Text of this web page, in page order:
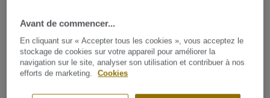
ICONIK Life - Trend Pine
MULTICOLOR
Avec un choix incroyablement varié d'imprimés bois,
Avant de commencer...
En cliquant sur « Accepter tous les cookies », vous acceptez le
stockage de cookies sur votre appareil pour améliorer la
navigation sur le site, analyser son utilisation et contribuer à nos
efforts de marketing.
Cookies